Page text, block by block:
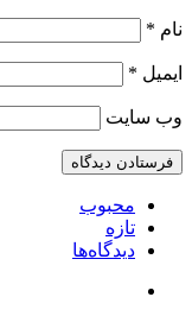
نام *
ایمیل *
وب‌ سایت
محبوب
تازه
دیدگاه‌ها